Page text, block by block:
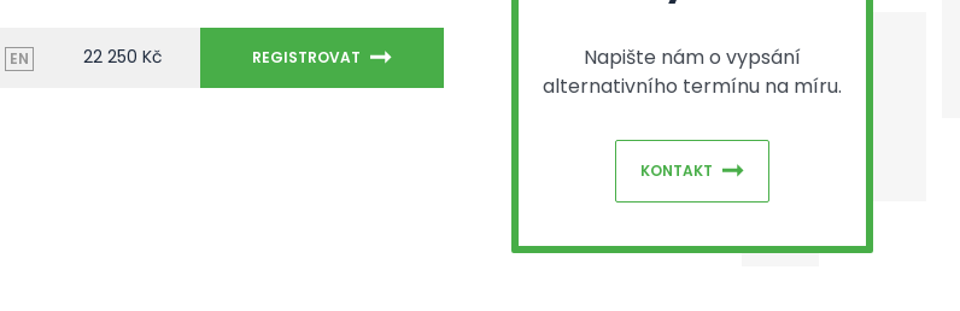
EN 22 250 Kč REGISTROVAT
Napište nám o vypsání
alternativního termínu na míru.
KONTAKT